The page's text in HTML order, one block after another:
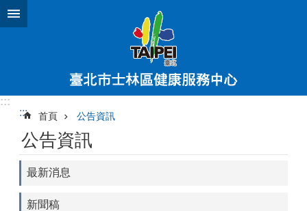
跳到主要內容區塊
:::
:::
首頁 公告資訊
公告資訊
最新消息
新聞稿